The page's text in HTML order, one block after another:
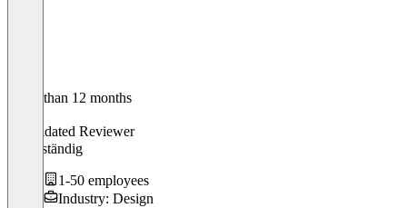
Older than 12 months
Validated Reviewer
Selbstständig
1-50 employees
Industry: Design